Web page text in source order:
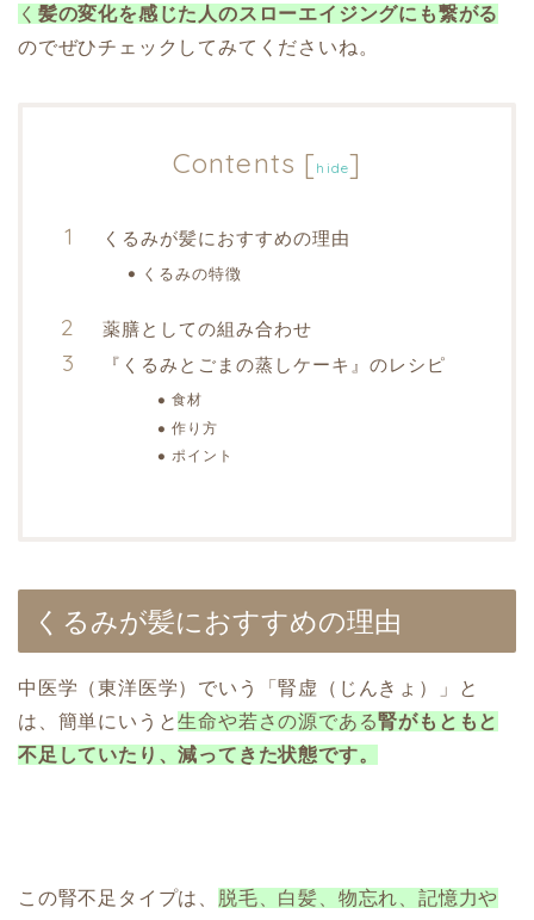
く 髪の変化を感じた人のスローエイジングにも繋がる
のでぜひチェックしてみてくださいね。
Contents [ hide]
くるみが髪におすすめの理由
くるみの特徴
薬膳としての組み合わせ
『くるみとごまの蒸しケーキ』のレシピ
食材
作り方
ポイント
くるみが髪におすすめの理由
中医学（東洋医学）でいう「腎虚（じんきょ）」と
は、簡単にいうと生命や若さの源である腎がもともと
不足していたり、減ってきた状態です。
この腎不足タイプは、
脱毛、白髪、物忘れ、記憶力や